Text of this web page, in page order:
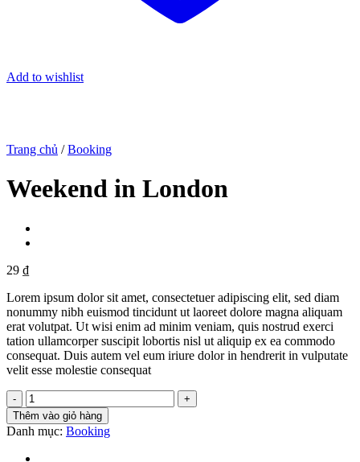
Add to wishlist
Trang chủ / Booking
Weekend in London
29 ₫
Lorem ipsum dolor sit amet, consectetuer adipiscing elit, sed diam
nonummy nibh euismod tincidunt ut laoreet dolore magna aliquam
erat volutpat. Ut wisi enim ad minim veniam, quis nostrud exerci
tation ullamcorper suscipit lobortis nisl ut aliquip ex ea commodo
consequat. Duis autem vel eum iriure dolor in hendrerit in vulputate
velit esse molestie consequat
Weekend
in
London
số
lượng
Thêm vào giỏ hàng
Danh mục: Booking